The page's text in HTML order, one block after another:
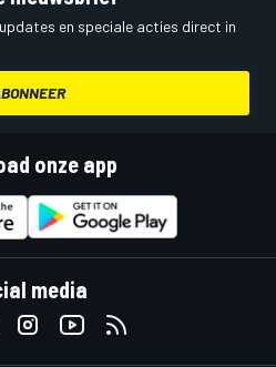
en speciale acties direct in
onze app
media